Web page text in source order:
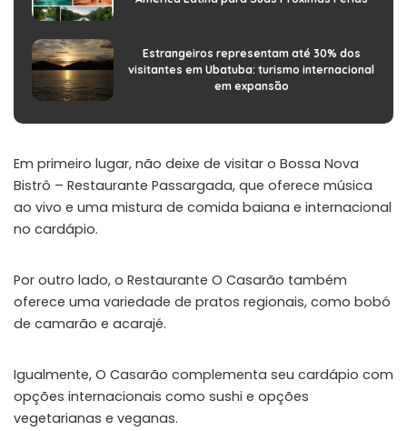
Estrangeiros representam até 30% dos
visitantes em Ubatuba: turismo internacional
em expansão
Em primeiro lugar, não deixe de visitar o Bossa Nova
Bistrô – Restaurante Passargada, que oferece música
ao vivo e uma mistura de comida baiana e internacional
no cardápio.
Por outro lado, o Restaurante O Casarão também
oferece uma variedade de pratos regionais, como bobó
de camarão e acarajé.
Igualmente, O Casarão complementa seu cardápio com
opções internacionais como sushi e opções
vegetarianas e veganas.